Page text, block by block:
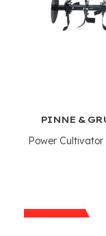
PINNE &
Power Cultivator